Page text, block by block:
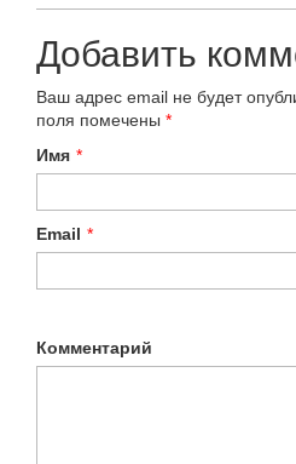
Добавить
Ваш адрес email не будет
поля помечены *
Имя *
Email *
Комментарий